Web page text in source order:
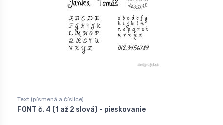
Text (písmená a číslice)
FONT č. 4 (1 až 2 slová) - pieskovanie